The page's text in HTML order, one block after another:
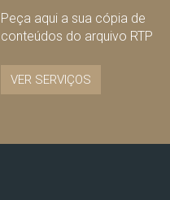
Peça aqui a sua cópia de
conteúdos do arquivo RTP
VER SERVIÇOS